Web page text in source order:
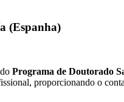
(Espanha)
Programa de Doutorado
proporcionando o